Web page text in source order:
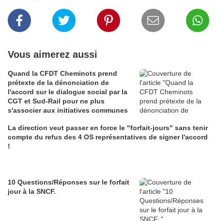
Vous aimerez aussi
Quand la CFDT Cheminots prend
prétexte de la dénonciation de
l'accord sur le dialogue social par la
CGT et Sud-Rail pour ne plus
s'associer aux initiatives communes
La direction veut passer en force le "forfait-jours" sans tenir
compte du refus des 4 OS représentatives de signer l'accord
!
10 Questions/Réponses sur le forfait
jour à la SNCF.